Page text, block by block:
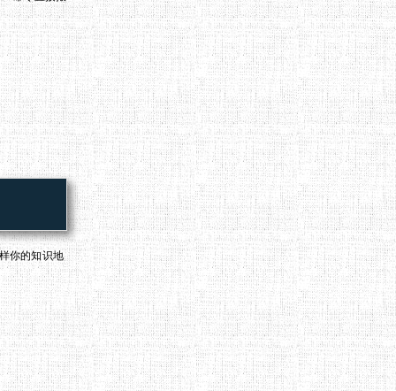
你的知识地